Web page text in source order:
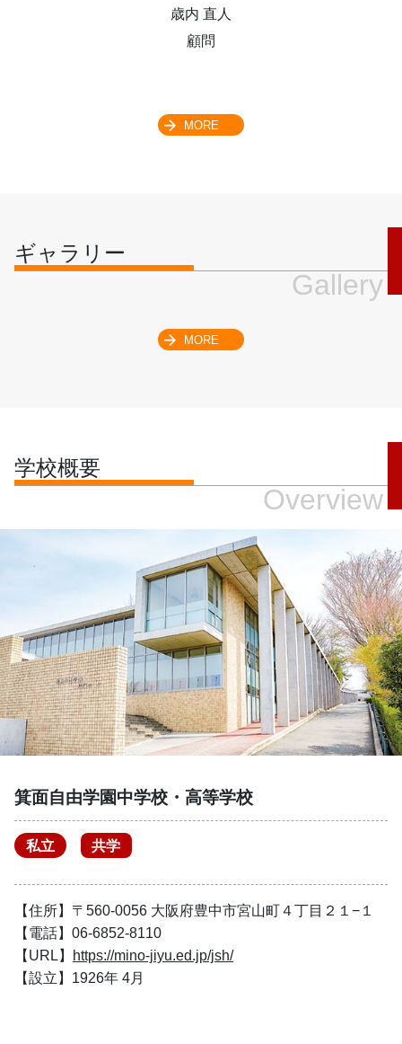
歳内 直人
顧問
MORE
ギャラリー
Gallery
MORE
学校概要
Overview
箕面自由学園中学校・高等学校
私立 共学
【住所】〒560-0056 大阪府豊中市宮山町４丁目２１−１
【電話】06-6852-8110
【URL】
https://mino-jiyu.ed.jp/jsh/
【設立】1926年 4月